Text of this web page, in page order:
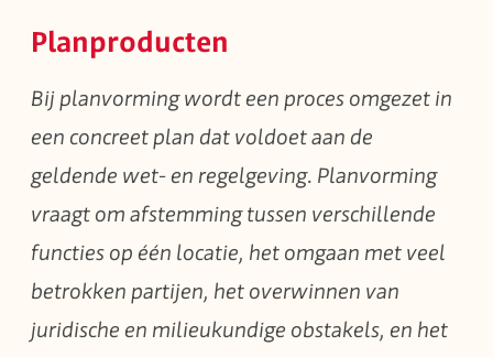
Planproducten
Bij planvorming wordt een proces omgezet in
een concreet plan dat voldoet aan de
geldende wet- en regelgeving. Planvorming
vraagt om afstemming tussen verschillende
functies op één locatie, het omgaan met veel
betrokken partijen, het overwinnen van
juridische en milieukundige obstakels, en het